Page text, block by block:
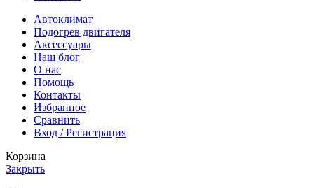
Автоклимат
Подогрев двигателя
Аксессуары
Наш блог
О нас
Помощь
Контакты
Избранное
Сравнить
Вход / Регистрация
Корзина
Закрыть